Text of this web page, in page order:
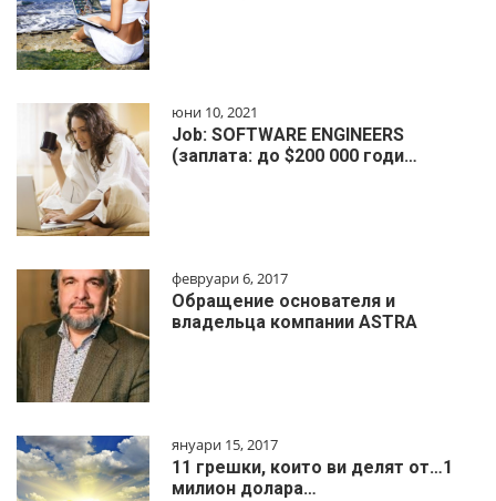
юни 10, 2021
Job: SOFTWARE ENGINEERS
(заплата: до $200 000 годи…
февруари 6, 2017
Обращение основателя и
владельца компании ASTRA
януари 15, 2017
11 грешки, които ви делят от…1
милиoн дoлapa…